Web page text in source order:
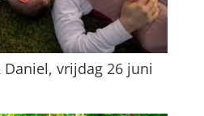
vrijdag 26 juni